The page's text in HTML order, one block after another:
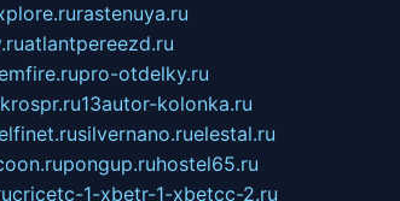
rastenuya.ru
atlantpereezd.ru
pro-otdelky.ru
krospr.ru13autor-kolonka.ru
silvernano.ruelestal.ru
pongup.ruhostel65.ru
cricetc-1-xbetr-1-xbetcc-2.ru